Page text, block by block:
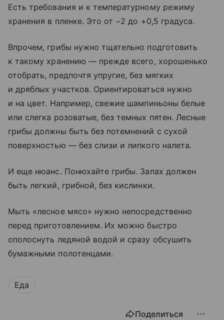
Есть требования и к температурному режиму
хранения в пленке. Это от −2 до +0,5 градуса.
Впрочем, грибы нужно тщательно подготовить
к такому хранению — прежде всего, хорошенько
отобрать, предпочтя упругие, без мягких
и дряблых участков. Ориентироваться нужно
и на цвет. Например, свежие шампиньоны белые
или слегка розоватые, без темных пятен. Лесные
грибы должны быть без потемнений с сухой
поверхностью — без слизи и липкого налета.
И еще нюанс. Понюхайте грибы. Запах должен
быть легкий, грибной, без кислинки.
Мыть «лесное мясо» нужно непосредственно
перед приготовлением. Их можно быстро
ополоснуть ледяной водой и сразу обсушить
бумажными полотенцами.
Еда
Поделиться